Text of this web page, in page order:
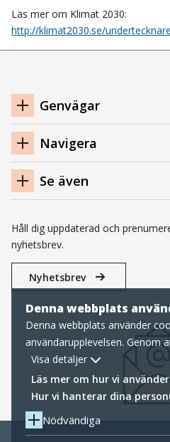
Denna webbplats
Denna webbplats använder
användarupplevelsen. Genom
samtycker du till nödvändiga
hur vi hanterar cookies samt
Visa detaljer
Läs mer om hur vi
Hur vi hanterar dina
Nödvändiga
Läs mer om Klimat 2030:
http://klimat2030.se/
Navigation
sidfot
Genvägar
Navigera
Se även
Håll dig uppdaterad och
nyhetsbrev.
Nyhetsbrev